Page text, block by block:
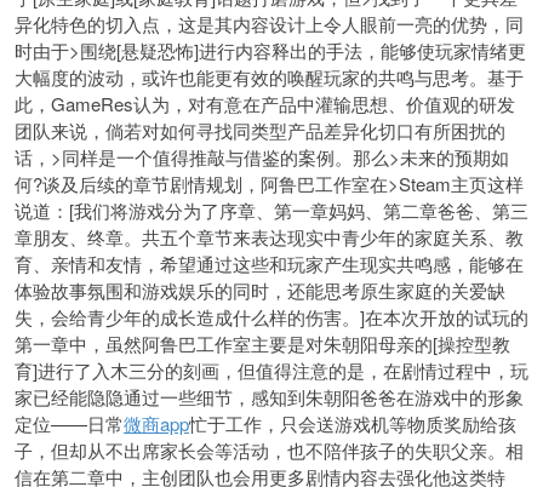
异化特色的切入点，这是其内容设计上令人眼前一亮的优势，同
时由于>围绕[悬疑恐怖]进行内容释出的手法，能够使玩家情绪更
大幅度的波动，或许也能更有效的唤醒玩家的共鸣与思考。基于
此，GameRes认为，对有意在产品中灌输思想、价值观的研发
团队来说，倘若对如何寻找同类型产品差异化切口有所困扰的
话，>同样是一个值得推敲与借鉴的案例。那么>未来的预期如
何?谈及后续的章节剧情规划，阿鲁巴工作室在>Steam主页这样
说道：[我们将游戏分为了序章、第一章妈妈、第二章爸爸、第三
章朋友、终章。共五个章节来表达现实中青少年的家庭关系、教
育、亲情和友情，希望通过这些和玩家产生现实共鸣感，能够在
体验故事氛围和游戏娱乐的同时，还能思考原生家庭的关爱缺
失，会给青少年的成长造成什么样的伤害。]在本次开放的试玩的
第一章中，虽然阿鲁巴工作室主要是对朱朝阳母亲的[操控型教
育]进行了入木三分的刻画，但值得注意的是，在剧情过程中，玩
家已经能隐隐通过一些细节，感知到朱朝阳爸爸在游戏中的形象
定位——日常微商app忙于工作，只会送游戏机等物质奖励给孩
子，但却从不出席家长会等活动，也不陪伴孩子的失职父亲。相
信在第二章中，主创团队也会用更多剧情内容去强化他这类特